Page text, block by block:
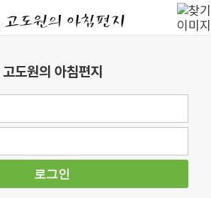
고도원의 아침편지
로그인